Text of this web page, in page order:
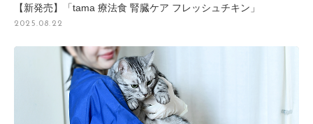
【新発売】「tama 療法食 腎臓ケア フレッシュチキン」
2025.08.22